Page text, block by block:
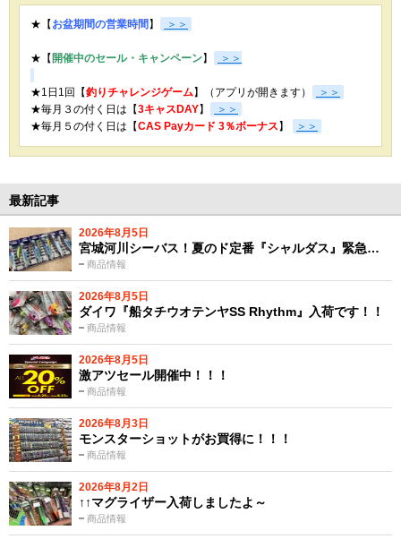
★【 お盆期間の営業時間 】 ＞＞
★【 開催中のセール・キャンペーン】 ＞＞
★1日1回【釣りチャレンジゲーム】（アプリが開きます）
＞＞
★毎月３の付く日は【3キャスDAY】
＞＞
★毎月５の付く日は【CAS Payカード 3％ボーナス 】 ＞＞
最新記事
2026年8月5日
商品情報
宮城河川シーバス！夏のド定番『シャルダス』緊急…
2026年8月5日
商品情報
ダイワ『船タチウオテンヤSS Rhythm』入荷です！！
2026年8月5日
商品情報
激アツセール開催中！！！
2026年8月3日
商品情報
モンスターショットがお買得に！！！
2026年8月2日
商品情報
↑↑マグライザー入荷しましたよ～